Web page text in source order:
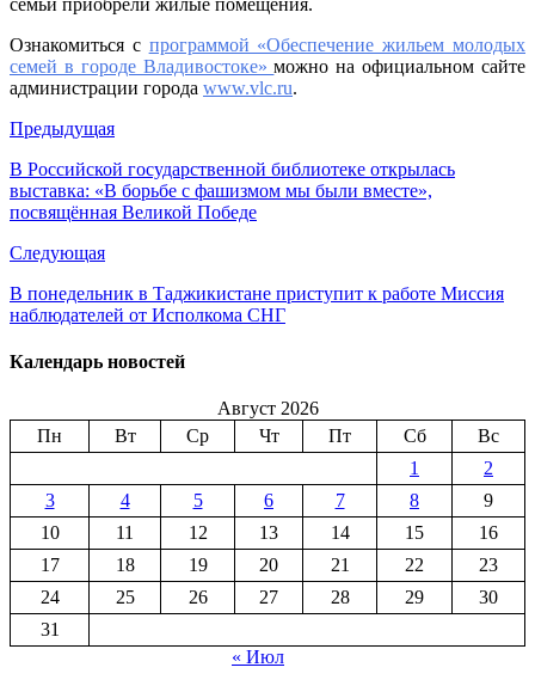
Ознакомиться с программой «Обеспечение жильем молодых
семей в городе Владивостоке»можно на официальном сайте
администрации города www.vlc.ru.
Предыдущая
В Российской государственной библиотеке открылась
выставка: «В борьбе с фашизмом мы были вместе»,
посвящённая Великой Победе
Следующая
В понедельник в Таджикистане приступит к работе Миссия
наблюдателей от Исполкома СНГ
Календарь новостей
Август 2026
Пн
Вт Ср Чт Пт Сб
Вс
1
2
3
4 5 6 7 8
9
10
11 12 13 14 15
16
17
18 19 20 21 22
23
24
25 26 27 28 29
30
31
« Июл